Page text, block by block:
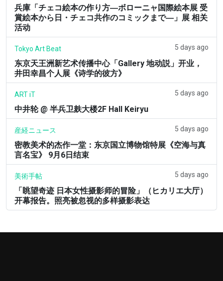
兵庫「チェコ絵本の作り方―ボローニャ国際絵本展 受
賞絵本から日・チェコ共作のコミックまで―」展 相关
活动
Tokyo Art Beat 5 days ago
东京天王洲新艺术传播中心「Gallery 地动説」开业，
井田幸昌个人展《诗学的彼方》
ART iT 5 days ago
中井轮 @ 半兵卫麸大楼2F Hall Keiryu
産経ニュース 5 days ago
密教美术的杰作一堂：东京国立博物馆特展《空海与真
言名宝》 9月6日结束
美術手帖 5 days ago
「眺望奇迹 日本女性摄影师的冒险」（ヒカリエ大厅）
开幕报告。照亮被忽视的多样摄影表达